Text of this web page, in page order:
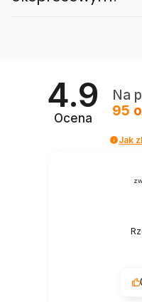
4.9
Ocena
Na
95
Jak